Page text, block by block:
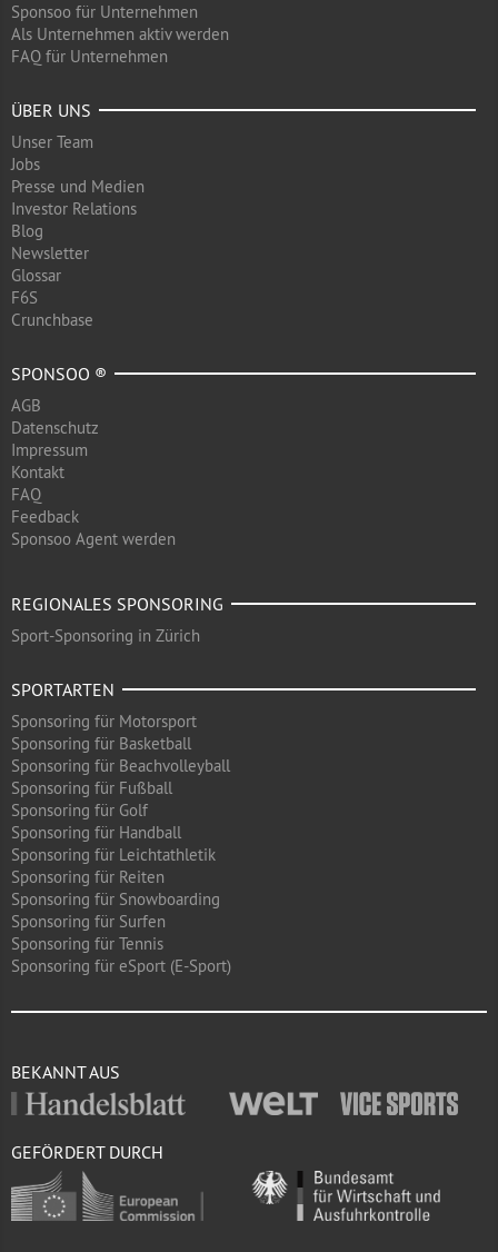
Sponsoo für Unternehmen
Als Unternehmen aktiv werden
FAQ für Unternehmen
ÜBER UNS
Unser Team
Jobs
Presse und Medien
Investor Relations
Blog
Newsletter
Glossar
F6S
Crunchbase
SPONSOO ®
AGB
Datenschutz
Impressum
Kontakt
FAQ
Feedback
Sponsoo Agent werden
REGIONALES SPONSORING
Sport-Sponsoring in Zürich
SPORTARTEN
Sponsoring für Motorsport
Sponsoring für Basketball
Sponsoring für Beachvolleyball
Sponsoring für Fußball
Sponsoring für Golf
Sponsoring für Handball
Sponsoring für Leichtathletik
Sponsoring für Reiten
Sponsoring für Snowboarding
Sponsoring für Surfen
Sponsoring für Tennis
Sponsoring für eSport (E-Sport)
BEKANNT AUS
GEFÖRDERT DURCH